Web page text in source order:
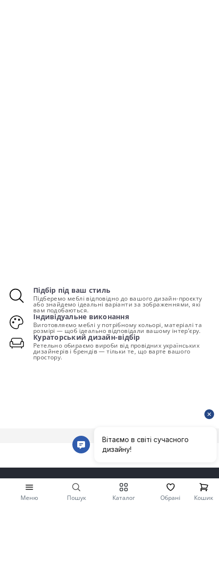
Підбір під ваш стиль
Підберемо меблі відповідно до вашого дизайн-проєкту
або знайдемо ідеальні варіанти за зображеннями, які
вам подобаються.
Індивідуальне виконання
Виготовляємо меблі у потрібному кольорі, матеріалі та
розмірі — щоб ідеально відповідали вашому інтер’єру.
Кураторський дизайн-відбір
Ретельно обираємо вироби від провідних українських
дизайнерів і брендів — тільки те, що варте вашого
простору.
Меню Пошук Каталог Обрані Кошик